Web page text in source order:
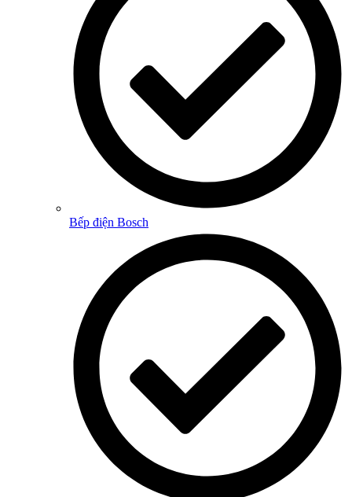
Bếp điện Bosch